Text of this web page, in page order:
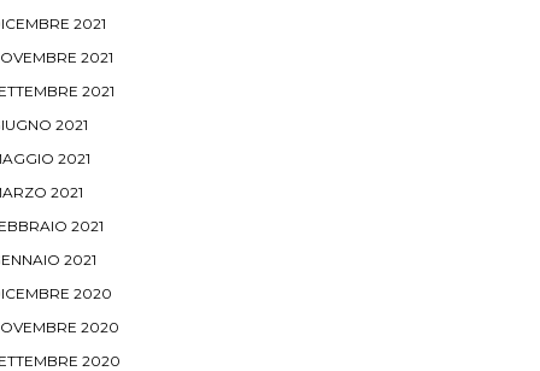
2021
2021
2021
2021
2021
2021
2021
2021
2020
2020
2020